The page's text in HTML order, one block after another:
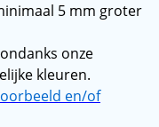
5 mm groter
onze
kleuren.
en/of